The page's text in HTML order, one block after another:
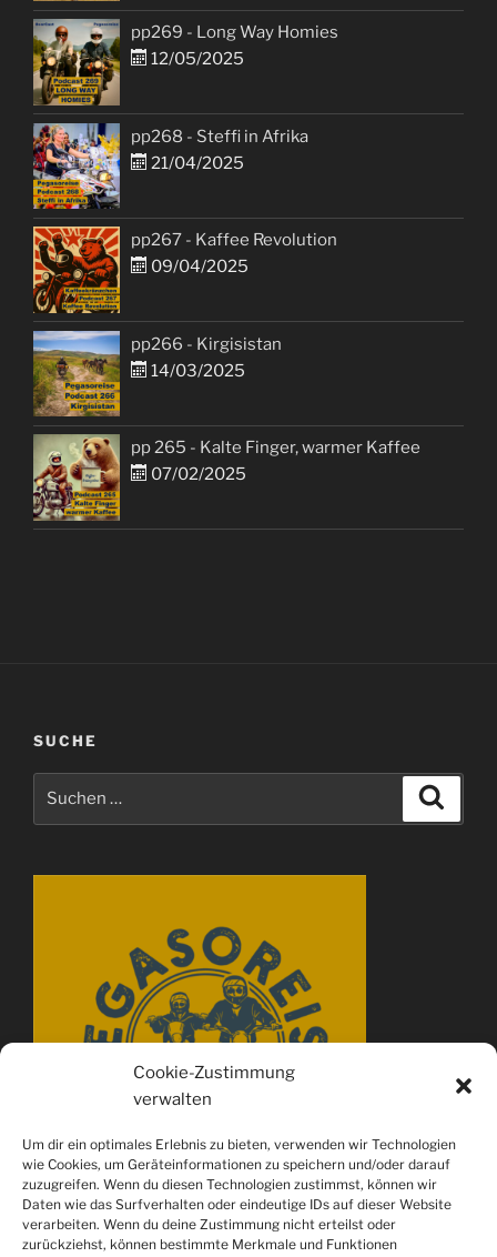
Cookie-Zustimmung
verwalten
Um dir ein optimales Erlebnis zu bieten, verwenden wir Technologien
wie Cookies, um Geräteinformationen zu speichern und/oder darauf
zuzugreifen. Wenn du diesen Technologien zustimmst, können wir
Daten wie das Surfverhalten oder eindeutige IDs auf dieser Website
verarbeiten. Wenn du deine Zustimmung nicht erteilst oder
zurückziehst, können bestimmte Merkmale und Funktionen
pp269 - Long Way Homies
12/05/2025
pp268 - Steffi in Afrika
21/04/2025
pp267 - Kaffee Revolution
09/04/2025
pp266 - Kirgisistan
14/03/2025
pp 265 - Kalte Finger, warmer Kaffee
07/02/2025
SUCHE